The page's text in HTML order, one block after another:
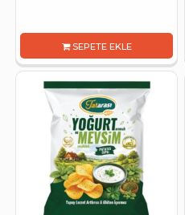
SEPETE EKLE